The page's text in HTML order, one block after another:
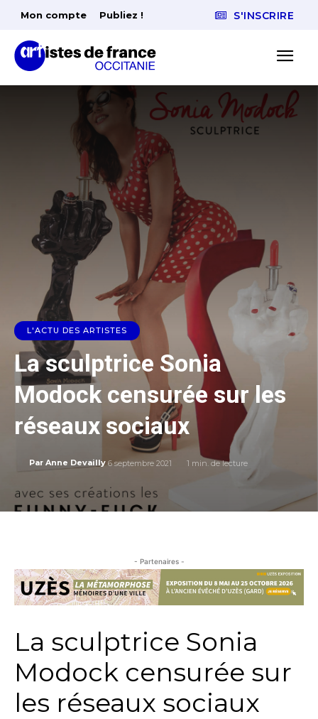
Mon compte Publiez ! S'INSCRIRE
L'ACTU DES ARTISTES
La sculptrice Sonia
Modock censurée sur les
réseaux sociaux
Par Anne Devailly 6 septembre 2021 1 min. de lecture
- Partenaires -
La sculptrice Sonia
Modock censurée sur
les réseaux sociaux